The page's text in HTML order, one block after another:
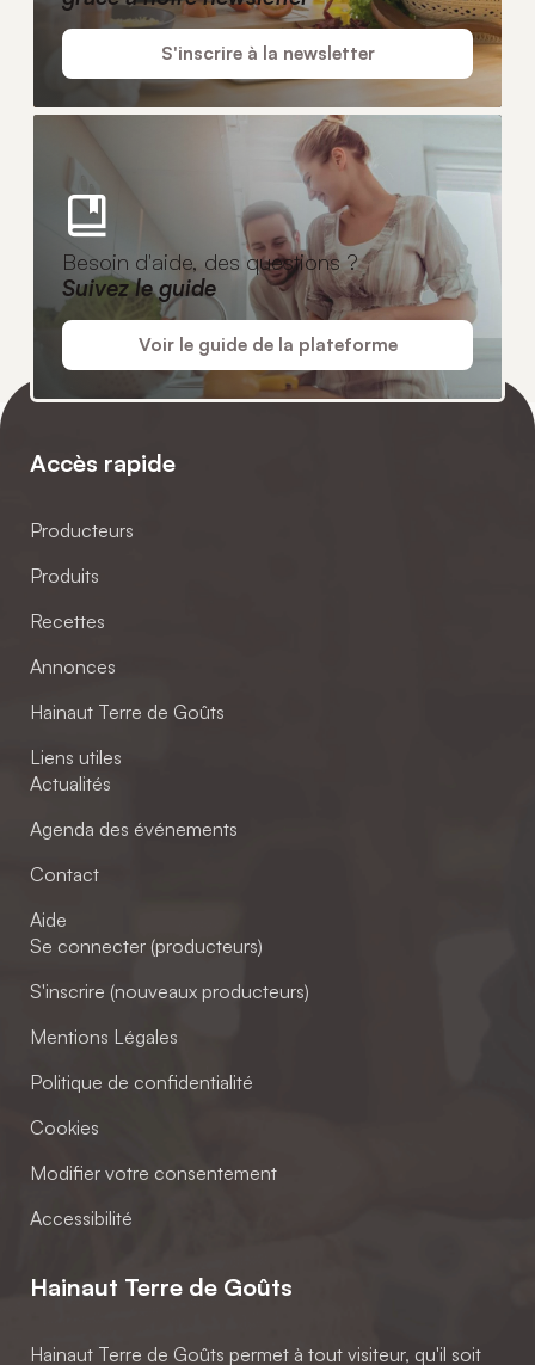
S'inscrire à la newsletter
Besoin d'aide, des questions ?
Suivez le guide
Voir le guide de la plateforme
Accès rapide
Producteurs
Produits
Recettes
Annonces
Hainaut Terre de Goûts
Liens utiles
Actualités
Agenda des événements
Contact
Aide
Se connecter (producteurs)
S'inscrire (nouveaux producteurs)
Mentions Légales
Politique de confidentialité
Cookies
Modifier votre consentement
Accessibilité
Hainaut Terre de Goûts
Hainaut Terre de Goûts permet à tout visiteur, qu'il soit